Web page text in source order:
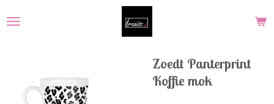
direct
Zoedt Panterprint
Koffie mok